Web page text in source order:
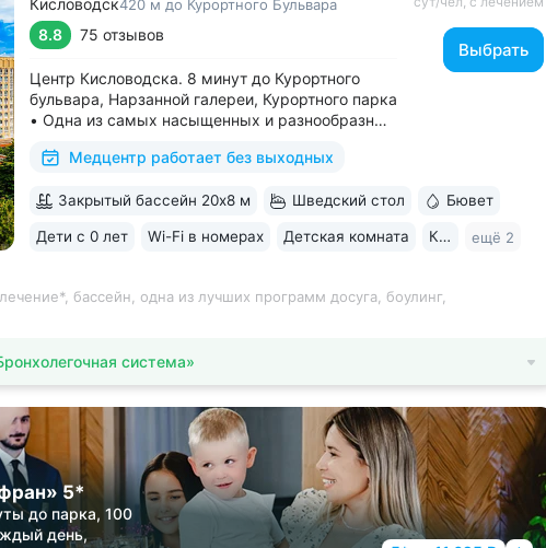
Кисловодск420 м до Курортного Бульвара
8.8 75 отзывов
Центр Кисловодска. 8 минут до Курортного
бульвара, Нарзанной галереи, Курортного парка
• Одна из самых насыщенных и разнообразных
концерты, дискотеки, кинопоказы, лазерные
«эбру» и танцам (бачата, восточные танцы)....
Медцентр работает без выходных
Выбрать
Закрытый бассейн 20х8 м Шведский стол Бювет
Дети с 0 лет Wi-Fi в номерах Детская комната Караоке ещё 2
бассейн, одна из лучших программ досуга, боулинг,
система»
5*
до парка, 100
день,